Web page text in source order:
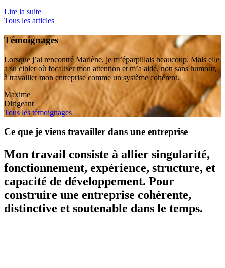
décisions
stratégiques »
Lire la suite
Tous les articles
Témoignages
Lorsque j’ai rencontré Marlène, je m’éparpillais beaucoup. Mais elle
a su cibler où focaliser mon attention et m’a aidé, non sans humour,
à travailler mon entreprise comme un système cohérent.
Maxime
Dirigeant
Tous les témoignages
Ce que je viens travailler dans une entreprise
Mon travail consiste à allier singularité,
fonctionnement, expérience, structure, et
capacité de développement. Pour
construire une entreprise cohérente,
distinctive et soutenable dans le temps.